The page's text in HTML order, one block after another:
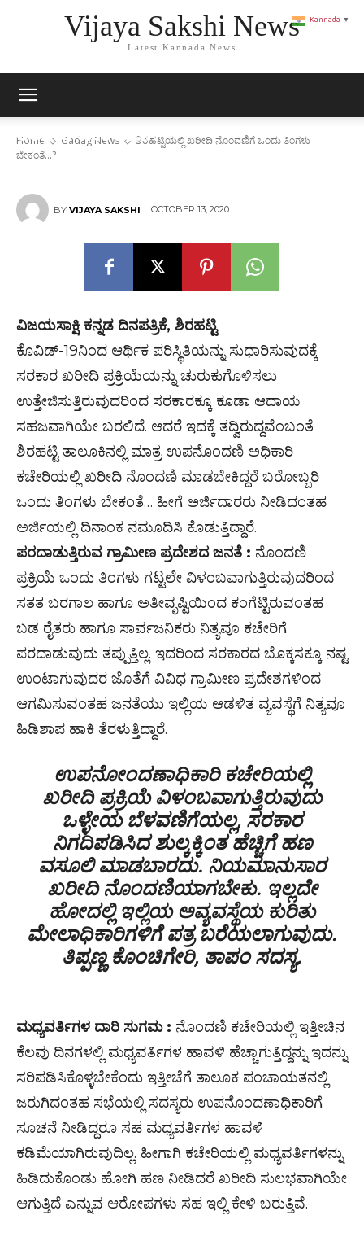
Vijaya Sakshi News
Latest Kannada News
Home Gadag News
ಶಿರಹಟ್ಟಿಯಲ್ಲಿ ಖರೀದಿ ನೊಂದಣಿಗೆ ಒಂದು ತಿಂಗಳು
ಬೇಕಂತೆ...?
ಶಿರಹಟ್ಟಿಯಲ್ಲಿ ಖರೀದಿ ನೊಂದಣಿಗೆ ಒಂದು
ತಿಂಗಳು ಬೇಕಂತೆ…?
BY VIJAYA SAKSHI OCTOBER 13, 2020
ವಿಜಯಸಾಕ್ಷಿ ಕನ್ನಡ ದಿನಪತ್ರಿಕೆ, ಶಿರಹಟ್ಟಿ
ಕೊವಿಡ್-19ನಿಂದ ಆರ್ಥಿಕ ಪರಿಸ್ಥಿತಿಯನ್ನು ಸುಧಾರಿಸುವುದಕ್ಕೆ
ಸರಕಾರ ಖರೀದಿ ಪ್ರಕ್ರಿಯೆಯನ್ನು ಚುರುಕುಗೊಳಿಸಲು
ಉತ್ತೇಜಿಸುತ್ತಿರುವುದರಿಂದ ಸರಕಾರಕ್ಕೂ ಕೂಡಾ ಆದಾಯ
ಸಹಜವಾಗಿಯೇ ಬರಲಿದೆ. ಆದರೆ ಇದಕ್ಕೆ ತದ್ವಿರುದ್ದವೆಂಬಂತೆ
ಶಿರಹಟ್ಟಿ ತಾಲೂಕಿನಲ್ಲಿ ಮಾತ್ರ ಉಪನೊಂದಣಿ ಅಧಿಕಾರಿ
ಕಚೇರಿಯಲ್ಲಿ ಖರೀದಿ ನೊಂದಣಿ ಮಾಡಬೇಕಿದ್ದರೆ ಬರೋಬ್ಬರಿ
ಒಂದು ತಿಂಗಳು ಬೇಕಂತೆ… ಹೀಗೆ ಅರ್ಜಿದಾರರು ನೀಡಿದಂತಹ
ಅರ್ಜಿಯಲ್ಲಿ ದಿನಾಂಕ ನಮೂದಿಸಿ ಕೊಡುತ್ತಿದ್ದಾರೆ.
ಪರದಾಡುತ್ತಿರುವ ಗ್ರಾಮೀಣ ಪ್ರದೇಶದ ಜನತೆ : ನೊಂದಣಿ
ಪ್ರಕ್ರಿಯೆ ಒಂದು ತಿಂಗಳು ಗಟ್ಟಲೇ ವಿಳಂಬವಾಗುತ್ತಿರುವುದರಿಂದ
ಸತತ ಬರಗಾಲ ಹಾಗೂ ಅತೀವೃಷ್ಟಿಯಿಂದ ಕಂಗೆಟ್ಟಿರುವಂತಹ
ಬಡ ರೈತರು ಹಾಗೂ ಸಾರ್ವಜನಿಕರು ನಿತ್ಯವೂ ಕಚೇರಿಗೆ
ಪರದಾಡುವುದು ತಪ್ಪುತ್ತಿಲ್ಲ. ಇದರಿಂದ ಸರಕಾರದ ಬೊಕ್ಕಸಕ್ಕೂ ನಷ್ಟ
ಉಂಟಾಗುವುದರ ಜೊತೆಗೆ ವಿವಿಧ ಗ್ರಾಮೀಣ ಪ್ರದೇಶಗಳಿಂದ
ಆಗಮಿಸುವಂತಹ ಜನತೆಯು ಇಲ್ಲಿಯ ಆಡಳಿತ ವ್ಯವಸ್ಥೆಗೆ ನಿತ್ಯವೂ
ಹಿಡಿಶಾಪ ಹಾಕಿ ತೆರಳುತ್ತಿದ್ದಾರೆ.
ಉಪನೋಂದಣಾಧಿಕಾರಿ ಕಚೇರಿಯಲ್ಲಿ
ಖರೀದಿ ಪ್ರಕ್ರಿಯೆ ವಿಳಂಬವಾಗುತ್ತಿರುವುದು
ಒಳ್ಳೇಯ ಬೆಳವಣಿಗೆಯಲ್ಲ, ಸರಕಾರ
ನಿಗದಿಪಡಿಸಿದ ಶುಲ್ಕಕ್ಕಿಂತ ಹೆಚ್ಚಿಗೆ ಹಣ
ವಸೂಲಿ ಮಾಡಬಾರದು. ನಿಯಮಾನುಸಾರ
ಖರೀದಿ ನೊಂದಣಿಯಾಗಬೇಕು. ಇಲ್ಲದೇ
ಹೋದಲ್ಲಿ ಇಲ್ಲಿಯ ಅವ್ಯವಸ್ಥೆಯ ಕುರಿತು
ಮೇಲಾಧಿಕಾರಿಗಳಿಗೆ ಪತ್ರ ಬರೆಯಲಾಗುವುದು.
ತಿಪ್ಪಣ್ಣ ಕೊಂಚಿಗೇರಿ, ತಾಪಂ ಸದಸ್ಯ.
ಮಧ್ಯವರ್ತಿಗಳ ದಾರಿ ಸುಗಮ : ನೊಂದಣಿ ಕಚೇರಿಯಲ್ಲಿ ಇತ್ತೀಚಿನ
ಕೆಲವು ದಿನಗಳಲ್ಲಿ ಮಧ್ಯವರ್ತಿಗಳ ಹಾವಳಿ ಹೆಚ್ಚಾಗುತ್ತಿದ್ದನ್ನು ಇದನ್ನು
ಸರಿಪಡಿಸಿಕೊಳ್ಳಬೇಕೆಂದು ಇತ್ತೀಚೆಗೆ ತಾಲೂಕ ಪಂಚಾಯತನಲ್ಲಿ
ಜರುಗಿದಂತಹ ಸಭೆಯಲ್ಲಿ ಸದಸ್ಯರು ಉಪನೊಂದಣಾಧಿಕಾರಿಗೆ
ಸೂಚನೆ ನೀಡಿದ್ದರೂ ಸಹ ಮಧ್ಯವರ್ತಿಗಳ ಹಾವಳಿ
ಕಡಿಮೆಯಾಗಿರುವುದಿಲ್ಲ. ಹೀಗಾಗಿ ಕಚೇರಿಯಲ್ಲಿ ಮಧ್ಯವರ್ತಿಗಳನ್ನು
ಹಿಡಿದುಕೊಂಡು ಹೋಗಿ ಹಣ ನೀಡಿದರೆ ಖರೀದಿ ಸುಲಭವಾಗಿಯೇ
ಆಗುತ್ತಿದೆ ಎನ್ನುವ ಆರೋಪಗಳು ಸಹ ಇಲ್ಲಿ ಕೇಳಿ ಬರುತ್ತಿವೆ.
Kannada ▼